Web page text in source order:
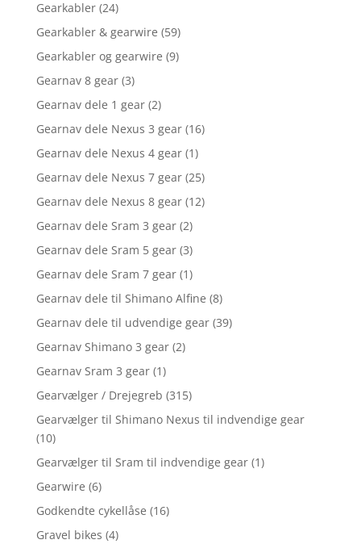
Gearkabler (24)
Gearkabler & gearwire (59)
Gearkabler og gearwire (9)
Gearnav 8 gear (3)
Gearnav dele 1 gear (2)
Gearnav dele Nexus 3 gear (16)
Gearnav dele Nexus 4 gear (1)
Gearnav dele Nexus 7 gear (25)
Gearnav dele Nexus 8 gear (12)
Gearnav dele Sram 3 gear (2)
Gearnav dele Sram 5 gear (3)
Gearnav dele Sram 7 gear (1)
Gearnav dele til Shimano Alfine (8)
Gearnav dele til udvendige gear (39)
Gearnav Shimano 3 gear (2)
Gearnav Sram 3 gear (1)
Gearvælger / Drejegreb (315)
Gearvælger til Shimano Nexus til indvendige gear
(10)
Gearvælger til Sram til indvendige gear (1)
Gearwire (6)
Godkendte cykellåse (16)
Gravel bikes (4)